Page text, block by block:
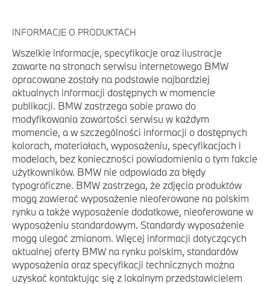
INFORMACJE O PRODUKTACH
Wszelkie informacje, specyfikacje oraz ilustracje
zawarte na stronach serwisu internetowego BMW
opracowane zostały na podstawie najbardziej
aktualnych informacji dostępnych w momencie
publikacji. BMW zastrzega sobie prawo do
modyfikowania zawartości serwisu w każdym
momencie, a w szczególności informacji o dostępnych
kolorach, materiałach, wyposażeniu, specyfikacjach i
modelach, bez konieczności powiadomienia o tym fakcie
użytkowników. BMW nie odpowiada za błędy
typograficzne. BMW zastrzega, że zdjęcia produktów
mogą zawierać wyposażenie nieoferowane na polskim
rynku a także wyposażenie dodatkowe, nieoferowane w
wyposażeniu standardowym. Standardy wyposażenie
mogą ulegać zmianom. Więcej informacji dotyczących
aktualnej oferty BMW na rynku polskim, standardów
wyposażenia oraz specyfikacji technicznych można
uzyskać kontaktując się z lokalnym przedstawicielem